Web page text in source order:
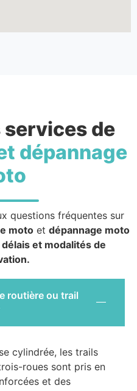
services de
dépannage
questions fréquentes sur
moto et dépannage moto
et modalités de
routière ou trail
cylindrée, les trails
roues sont pris en
et des